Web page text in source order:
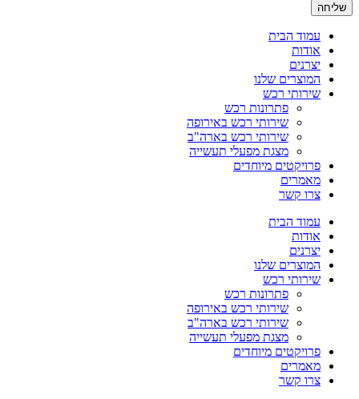
שליחה
עמוד הבית
אודות
יצרנים
המוצרים שלנו
שירותי רכש
פתרונות רכש
שירותי רכש באירופה
שירותי רכש בארה"ב
מצגת מפעלי תעשייה
פרויקטים מיוחדים
מאמרים
צרו קשר
עמוד הבית
אודות
יצרנים
המוצרים שלנו
שירותי רכש
פתרונות רכש
שירותי רכש באירופה
שירותי רכש בארה"ב
מצגת מפעלי תעשייה
פרויקטים מיוחדים
מאמרים
צרו קשר